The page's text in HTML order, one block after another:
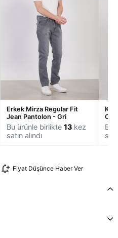
Erkek Mirza Regular Fit
Jean Pantolon - Gri
Bu ürünle birlikte 13kez
satın alındı
Bu
Fiyat Düşünce Haber Ver